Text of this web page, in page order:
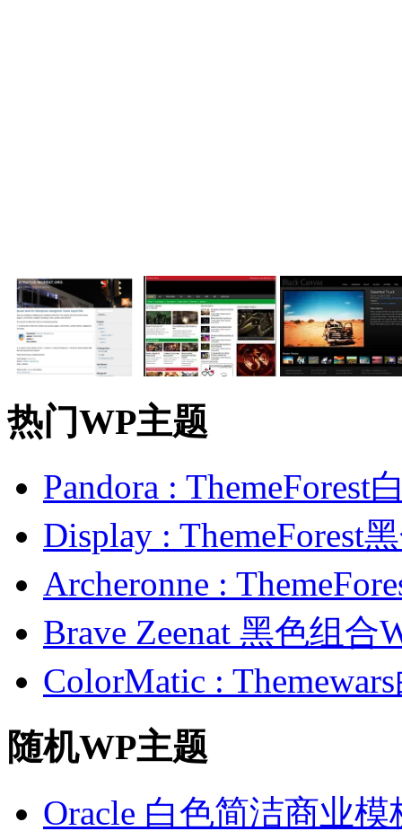
热门WP主题
Pandora : ThemeForest
Display : ThemeForest
Archeronne :
Brave Zeenat 黑色组合
ColorMatic :
随机WP主题
Oracle 白色简洁商业模